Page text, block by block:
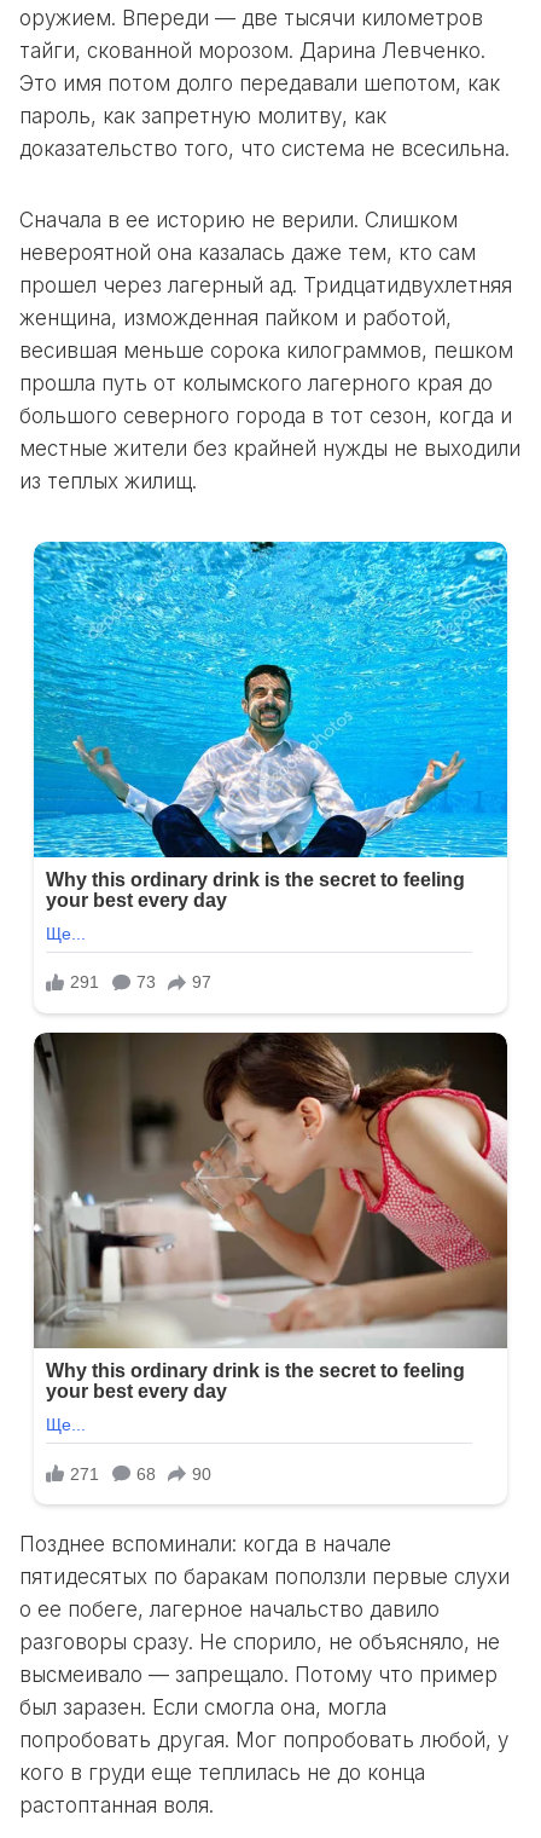
оружием. Впереди — две тысячи километров
тайги, скованной морозом. Дарина Левченко.
Это имя потом долго передавали шепотом, как
пароль, как запретную молитву, как
доказательство того, что система не всесильна.
Сначала в ее историю не верили. Слишком
невероятной она казалась даже тем, кто сам
прошел через лагерный ад. Тридцатидвухлетняя
женщина, изможденная пайком и работой,
весившая меньше сорока килограммов, пешком
прошла путь от колымского лагерного края до
большого северного города в тот сезон, когда и
местные жители без крайней нужды не выходили
из теплых жилищ.
Позднее вспоминали: когда в начале
пятидесятых по баракам поползли первые слухи
о ее побеге, лагерное начальство давило
разговоры сразу. Не спорило, не объясняло, не
высмеивало — запрещало. Потому что пример
был заразен. Если смогла она, могла
попробовать другая. Мог попробовать любой, у
кого в груди еще теплилась не до конца
растоптанная воля.